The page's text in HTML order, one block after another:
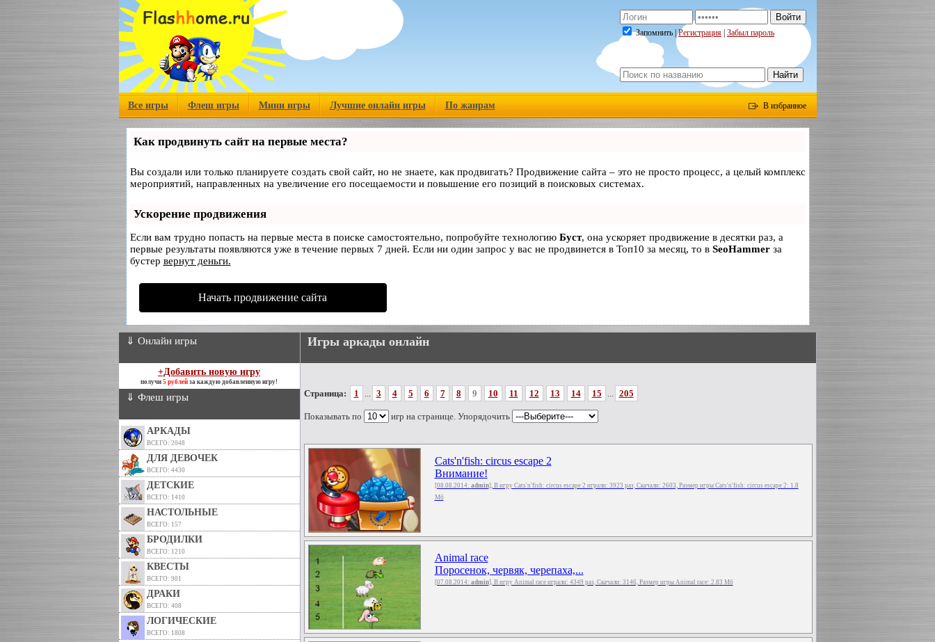
Запомнить |Регистрация Забыл пароль
Все игры Флеш игры Мини игры Лучшие онлайн игры По жанрам В избранное
Как продвинуть сайт на первые места?
Вы создали или только планируете создать свой сайт, но не знаете, как продвигать? Продвижение сайта – это не просто процесс, а целый комплекс
мероприятий, направленных на увеличение его посещаемости и повышение его позиций в поисковых системах.
Ускорение продвижения
Если вам трудно попасть на первые места в поиске самостоятельно, попробуйте технологию Буст, она ускоряет продвижение в десятки раз, а
первые результаты появляются уже в течение первых 7 дней. Если ни один запрос у вас не продвинется в Топ10 за месяц, то в SeoHammerза
бустер вернут деньги.
Начать продвижение сайта
⇓ Онлайн игры
+Добавить новую игру
получи 5 рублей за каждую добавленную игру!
⇓ Флеш игры
АРКАДЫ
ВСЕГО: 2048
ДЛЯ ДЕВОЧЕК
ВСЕГО: 4430
ДЕТСКИЕ
ВСЕГО: 1410
НАСТОЛЬНЫЕ
ВСЕГО: 157
БРОДИЛКИ
ВСЕГО: 1210
КВЕСТЫ
ВСЕГО: 901
ДРАКИ
ВСЕГО: 408
ЛОГИЧЕСКИЕ
ВСЕГО: 1808
Игры аркады онлайн
Страница: 1 ... 3 4 5 6 7 8 9 10 11 12 13 14 15 ... 205
Показывать по игр на странице. Упорядочить
Cats'n'fish: circus escape 2
Внимание!
[08.08.2014: admin], В игру Cats'n'fish: circus escape 2 играли: 3923 раз, Скачали: 2603, Размер игры Cats'n'fish: circus escape 2: 1.8
Мб
Animal race
Поросенок, червяк, черепаха,...
[07.08.2014: admin], В игру Animal race играли: 4349 раз, Скачали: 3146, Размер игры Animal race: 2.83 Мб